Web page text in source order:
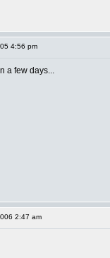
4:56 pm
a few days...
2:47 am